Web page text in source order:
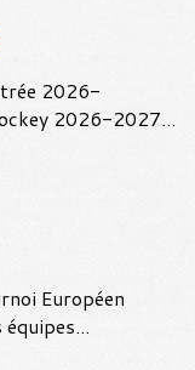
2026-
2026-2027...
Européen